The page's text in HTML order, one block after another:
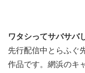
ワタシってサバサバ
先行配信中 とらふぐ
作品です。網浜のキ